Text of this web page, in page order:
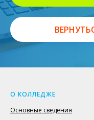
О КОЛЛЕДЖЕ
Основные сведения